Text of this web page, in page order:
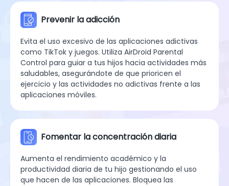
Prevenir la adicción
Evita el uso excesivo de las aplicaciones adictivas
como TikTok y juegos. Utiliza AirDroid Parental
Control para guiar a tus hijos hacia actividades más
saludables, asegurándote de que prioricen el
ejercicio y las actividades no adictivas frente a las
aplicaciones móviles.
Fomentar la concentración diaria
Aumenta el rendimiento académico y la
productividad diaria de tu hijo gestionando el uso
que hacen de las aplicaciones. Bloquea las